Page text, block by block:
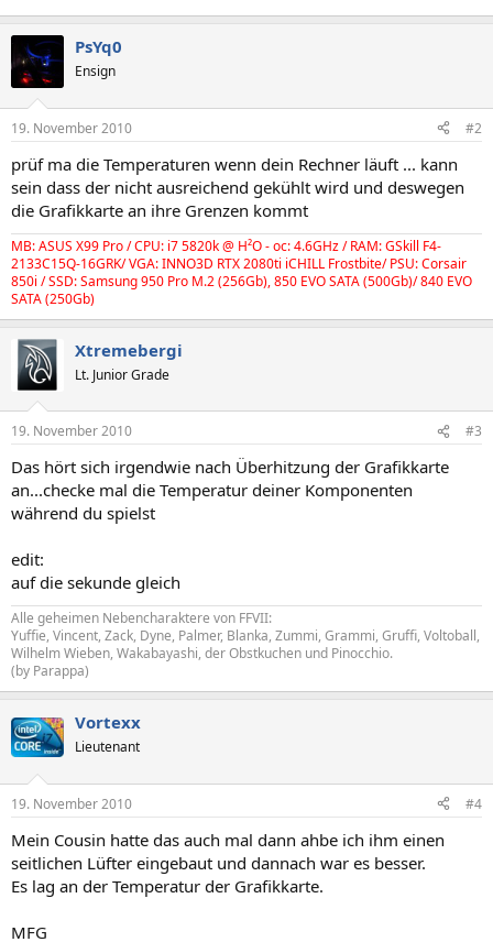
PsYq0
Ensign
19. November 2010 #2
prüf ma die Temperaturen wenn dein Rechner läuft ... kann
sein dass der nicht ausreichend gekühlt wird und deswegen
die Grafikkarte an ihre Grenzen kommt
MB: ASUS X99 Pro / CPU: i7 5820k @ H²O - oc: 4.6GHz / RAM: GSkill F4-
2133C15Q-16GRK/ VGA: INNO3D RTX 2080ti iCHILL Frostbite/ PSU: Corsair
850i / SSD: Samsung 950 Pro M.2 (256Gb), 850 EVO SATA (500Gb)/ 840 EVO
SATA (250Gb)
Xtremebergi
Lt. Junior Grade
19. November 2010 #3
Das hört sich irgendwie nach Überhitzung der Grafikkarte
an...checke mal die Temperatur deiner Komponenten
während du spielst
edit:
auf die sekunde gleich
Alle geheimen Nebencharaktere von FFVII:
Yuffie, Vincent, Zack, Dyne, Palmer, Blanka, Zummi, Grammi, Gruffi, Voltoball,
Wilhelm Wieben, Wakabayashi, der Obstkuchen und Pinocchio.
(by Parappa)
Vortexx
Lieutenant
19. November 2010 #4
Mein Cousin hatte das auch mal dann ahbe ich ihm einen
seitlichen Lüfter eingebaut und dannach war es besser.
Es lag an der Temperatur der Grafikkarte.
MFG